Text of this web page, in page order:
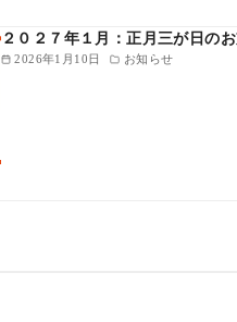
2026年1月10日 お知らせ
２０２７年１月：正月三が日の